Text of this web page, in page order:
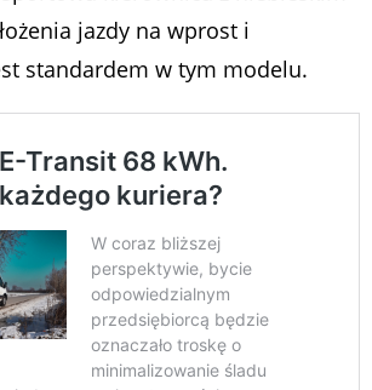
jazdy na wprost i
standardem w tym modelu.